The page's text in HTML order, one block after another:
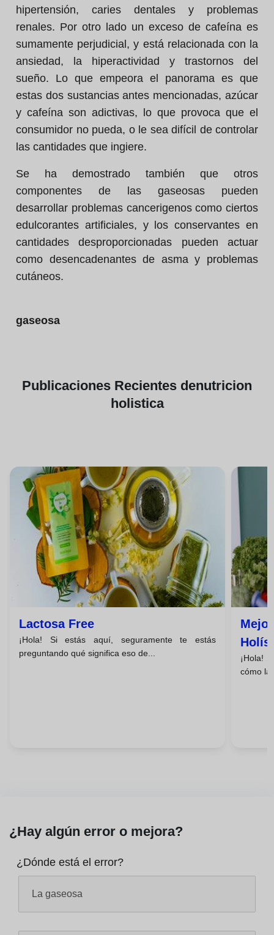
hipertensión, caries dentales y problemas
renales. Por otro lado un exceso de cafeína es
sumamente perjudicial, y está relacionada con la
ansiedad, la hiperactividad y trastornos del
sueño. Lo que empeora el panorama es que
estas dos sustancias antes mencionadas, azúcar
y cafeína son adictivas, lo que provoca que el
consumidor no pueda, o le sea difícil de controlar
las cantidades que ingiere.
Se ha demostrado también que otros
componentes de las gaseosas pueden
desarrollar problemas cancerigenos como ciertos
edulcorantes artificiales, y los conservantes en
cantidades desproporcionadas pueden actuar
como desencadenantes de asma y problemas
cutáneos.
gaseosa
Publicaciones Recientes denutricion
holistica
Lactosa Free
¡Hola! Si estás aquí, seguramente te estás
preguntando qué significa eso de...
¡Hola!
cómo la
¿Hay algún error o mejora?
¿Dónde está el error?